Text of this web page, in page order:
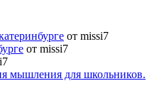
от missi7
от missi7
мышления для школьников.